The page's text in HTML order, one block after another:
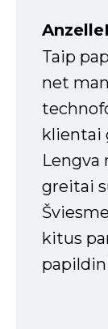
Taip
net
klientai
Lengva
greitai
kitus